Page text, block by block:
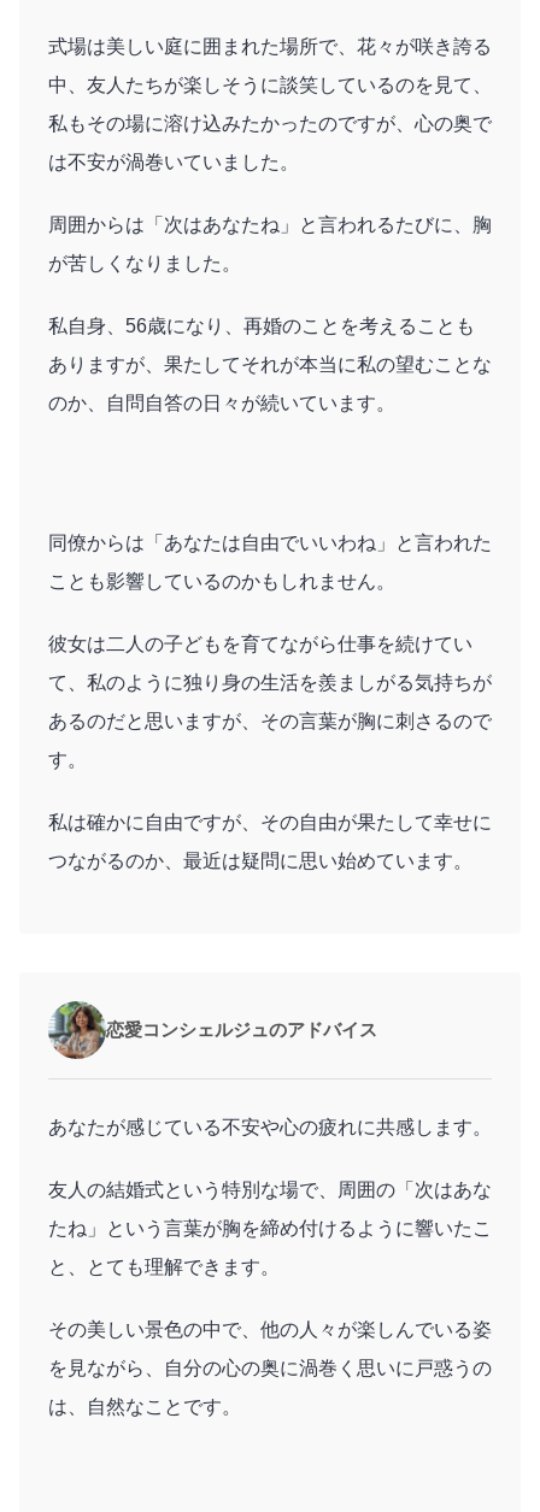
式場は美しい庭に囲まれた場所で、花々が咲き誇る
中、友人たちが楽しそうに談笑しているのを見て、
私もその場に溶け込みたかったのですが、心の奥で
は不安が渦巻いていました。
周囲からは「次はあなたね」と言われるたびに、胸
が苦しくなりました。
私自身、56歳になり、再婚のことを考えることも
ありますが、果たしてそれが本当に私の望むことな
のか、自問自答の日々が続いています。
同僚からは「あなたは自由でいいわね」と言われた
ことも影響しているのかもしれません。
彼女は二人の子どもを育てながら仕事を続けてい
て、私のように独り身の生活を羨ましがる気持ちが
あるのだと思いますが、その言葉が胸に刺さるので
す。
私は確かに自由ですが、その自由が果たして幸せに
つながるのか、最近は疑問に思い始めています。
恋愛コンシェルジュのアドバイス
あなたが感じている不安や心の疲れに共感します。
友人の結婚式という特別な場で、周囲の「次はあな
たね」という言葉が胸を締め付けるように響いたこ
と、とても理解できます。
その美しい景色の中で、他の人々が楽しんでいる姿
を見ながら、自分の心の奥に渦巻く思いに戸惑うの
は、自然なことです。